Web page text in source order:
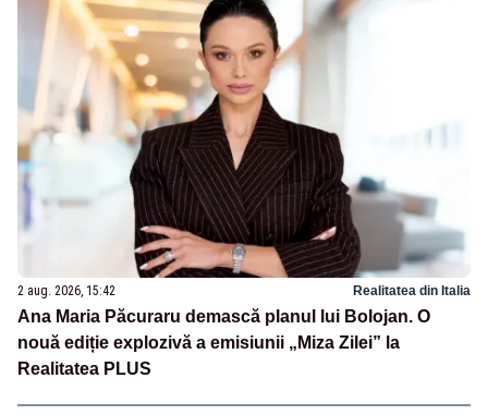
2 aug. 2026, 15:42 Realitatea din Italia
Ana Maria Păcuraru demască planul lui Bolojan. O
nouă ediție explozivă a emisiunii „Miza Zilei” la
Realitatea PLUS